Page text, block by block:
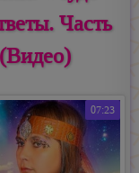
Часть
07:23